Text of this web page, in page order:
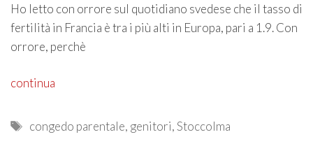
Ho letto con orrore sul quotidiano svedese che il tasso di
fertilità in Francia è tra i più alti in Europa, pari a 1.9. Con
orrore, perchè
continua
Tags
congedo parentale, genitori,Stoccolma